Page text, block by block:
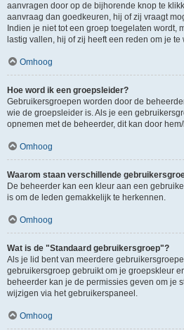
aanvragen door op de bijhorende knop te
aanvraag dan goedkeuren, hij of zij vraagt
Indien je niet tot een groep toegelaten wordt,
lastig vallen, hij of zij heeft een reden om je te
Omhoog
Hoe word ik een groepsleider?
Gebruikersgroepen worden door de
wie de groepsleider is. Als je een
opnemen met de beheerder, dit kan door
Omhoog
Waarom staan verschillende
De beheerder kan een kleur aan een
is om de leden gemakkelijk te herkennen.
Omhoog
Wat is de "Standaard gebruikersgroep"?
Als je lid bent van meerdere
gebruikersgroep gebruikt om je groepskleur
beheerder kan je de permissies geven om je
wijzigen via het gebruikerspaneel.
Omhoog